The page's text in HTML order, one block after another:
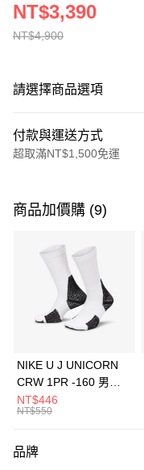
NT$4,900
NT$3,390
請選擇商品選項
付款與運送方式
超取滿NT$1,500免運
信用卡一次付款
3 期 0 利率 每期
合作金庫商業銀行
華南商業銀行
上海商業儲蓄銀行
元大商業銀行
台灣樂天信用卡公司
Apple Pay
全盈+PAY
AFTEE先享後付
【關於「AFTEE先享後付」】
商品加價購 (9)
NIKE U J UNICORN
CRW 1PR -160 男女
中統襪 FZ3393100
NT$446
NT$550
品牌